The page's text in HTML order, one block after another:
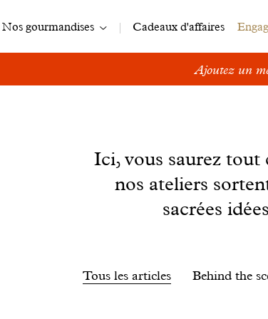
Navigation
Nos gourmandises Cadeaux d'affaires
Ajoutez un
Ici, vous saurez
nos ateliers
sacrées
Tous les articles Behind the